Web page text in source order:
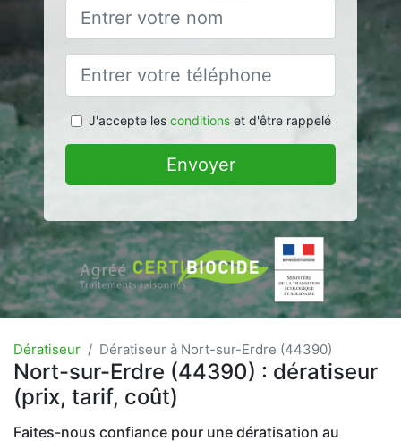
J'accepte les conditionset d'être rappelé
Envoyer
Dératiseur Dératiseur à Nort-sur-Erdre (44390)
Nort-sur-Erdre (44390) : dératiseur
(prix, tarif, coût)
Faites-nous confiance pour une dératisation au